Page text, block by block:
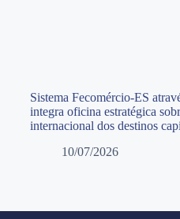
Sistema Fecomércio-ES
integra oficina estratégica
internacional dos destinos
10/07/2026